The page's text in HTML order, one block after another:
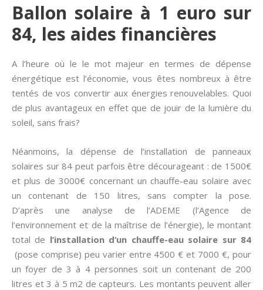
Ballon solaire à 1 euro sur
84, les aides financières
A l’heure où le le mot majeur en termes de dépense
énergétique est l’économie, vous êtes nombreux à être
tentés de vos convertir aux énergies renouvelables. Quoi
de plus avantageux en effet que de jouir de la lumière du
soleil, sans frais?
Néanmoins, la dépense de l’installation de panneaux
solaires sur 84 peut parfois être décourageant : de 1500€
et plus de 3000€ concernant un chauffe-eau solaire avec
un contenant de 150 litres, sans compter la pose.
D’après une analyse de l’ADEME (l’Agence de
l’environnement et de la maîtrise de l’énergie), le montant
total de l’installation d’un chauffe-eau solaire sur 84
(pose comprise) peu varier entre 4500 € et 7000 €, pour
un foyer de 3 à 4 personnes soit un contenant de 200
litres et 3 à 5 m2 de capteurs. Les montants peuvent aller